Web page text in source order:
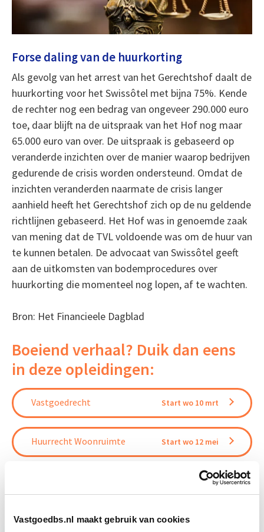
Vastgoedbs.nl maakt gebruik van cookies
Forse daling van de huurkorting
Als gevolg van het arrest van het Gerechtshof daalt de
huurkorting voor het Swissôtel met bijna 75%. Kende
de rechter nog een bedrag van ongeveer 290.000 euro
toe, daar blijft na de uitspraak van het Hof nog maar
65.000 euro van over. De uitspraak is gebaseerd op
veranderde inzichten over de manier waarop bedrijven
gedurende de crisis worden ondersteund. Omdat de
inzichten veranderden naarmate de crisis langer
aanhield heeft het Gerechtshof zich op de nu geldende
richtlijnen gebaseerd. Het Hof was in genoemde zaak
van mening dat de TVL voldoende was om de huur van
te kunnen betalen. De advocaat van Swissôtel geeft
aan de uitkomsten van bodemprocedures over
huurkorting die momenteel nog lopen, af te wachten.
Bron: Het Financieele Dagblad
Boeiend verhaal? Duik dan eens
in deze opleidingen:
Vastgoedrecht Start wo 10 mrt
Huurrecht Woonruimte Start wo 12 mei
Start wo 9 jun